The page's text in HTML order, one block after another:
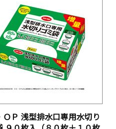
ＯＰ 浅型排水口専用水切り